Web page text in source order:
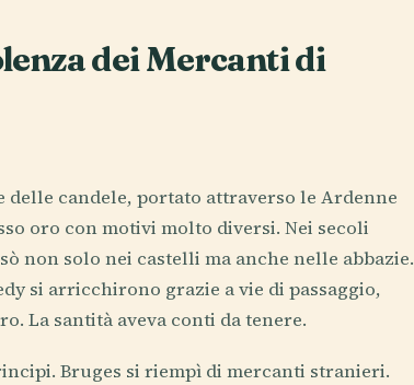
dei Mercanti di
candele, portato attraverso le Ardenne
oro con motivi molto diversi. Nei secoli
non solo nei castelli ma anche nelle abbazie.
si arricchirono grazie a vie di passaggio,
La santità aveva conti da tenere.
Bruges si riempì di mercanti stranieri.